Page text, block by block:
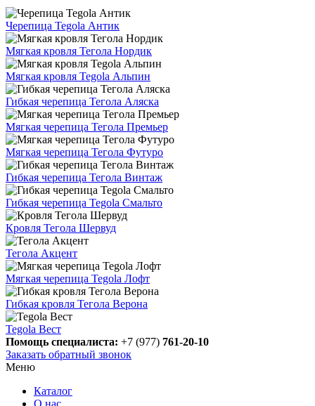
Черепица Tegola Антик
Мягкая кровля Тегола Нордик
Мягкая кровля Tegola Альпин
Гибкая черепица Тегола Аляска
Мягкая черепица Тегола Премьер
Мягкая черепица Тегола Футуро
Гибкая черепица Тегола Винтаж
Гибкая черепица Tegola Смальто
Кровля Тегола Шервуд
Тегола Акцент
Мягкая черепица Tegola Лофт
Гибкая кровля Тегола Верона
Tegola Вест
Помощь специалиста: +7 (977) 761-20-10
Заказать обратный звонок
Меню
Каталог
О нас